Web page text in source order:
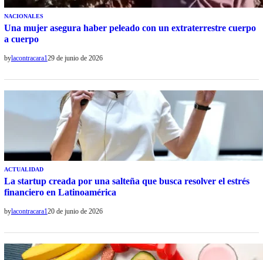
NACIONALES
Una mujer asegura haber peleado con un extraterrestre cuerpo
a cuerpo
bylacontracara129 de junio de 2026
ACTUALIDAD
La startup creada por una salteña que busca resolver el estrés
financiero en Latinoamérica
bylacontracara120 de junio de 2026